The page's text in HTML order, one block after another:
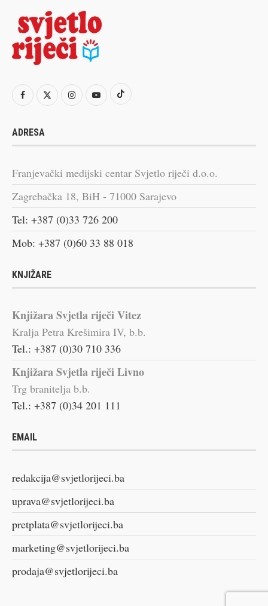
ADRESA
Franjevački medijski centar Svjetlo riječi d.o.o.
Zagrebačka 18, BiH - 71000 Sarajevo
Tel: +387 (0)33 726 200
Mob: +387 (0)60 33 88 018
KNJIŽARE
Knjižara Svjetla riječi Vitez
Kralja Petra Krešimira IV, b.b.
Tel.: +387 (0)30 710 336
Knjižara Svjetla riječi Livno
Trg branitelja b.b.
Tel.: +387 (0)34 201 111
EMAIL
redakcija@svjetlorijeci.ba
uprava@svjetlorijeci.ba
pretplata@svjetlorijeci.ba
marketing@svjetlorijeci.ba
prodaja@svjetlorijeci.ba